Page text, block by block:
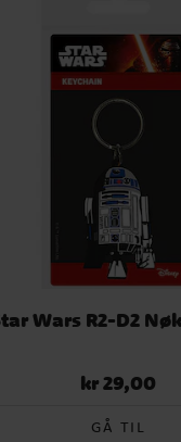
Wars R2-D2
Pris :kr 29,00
kr 29,00
GÅ TIL